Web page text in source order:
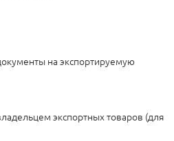
на экспортируемую
экспортных товаров (для